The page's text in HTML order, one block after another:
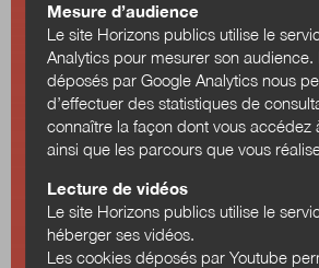
Mesure d’audience
Le site Horizons publics utilise le
Analytics pour mesurer son audience.
déposés par Google Analytics nous
d’effectuer des statistiques de
connaître la façon dont vous accédez
ainsi que les parcours que vous
Lecture de vidéos
Le site Horizons publics utilise le
héberger ses vidéos.
Les cookies déposés par Youtube